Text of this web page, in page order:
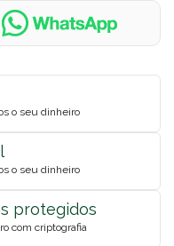
o seu dinheiro
o seu dinheiro
protegidos
com criptografia